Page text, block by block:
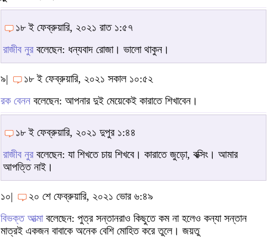
১৮ ই ফেব্রুয়ারি, ২০২১ রাত ১:৫৭
রাজীব নুর বলেছেন: ধন্যবাদ রোজা। ভালো থাকুন।
৯|
১৮ ই ফেব্রুয়ারি, ২০২১ সকাল ১০:৫২
রক বেনন বলেছেন: আপনার দুই মেয়েকেই কারাতে শিখাবেন।
১৮ ই ফেব্রুয়ারি, ২০২১ দুপুর ১:৪৪
রাজীব নুর বলেছেন: যা শিখতে চায় শিখবে। কারাতে জুড়ো, বক্সিং। আমার
আপত্তি নাই।
১০|
২০ শে ফেব্রুয়ারি, ২০২১ ভোর ৬:৪৯
বিভক্ত আত্মাবলেছেন: পুত্র সন্তানরাও কিছুতে কম না হলেও কন্যা সন্তান
মাত্রই একজন বাবাকে অনেক বেশি মোহিত করে তুলে। জয়তু